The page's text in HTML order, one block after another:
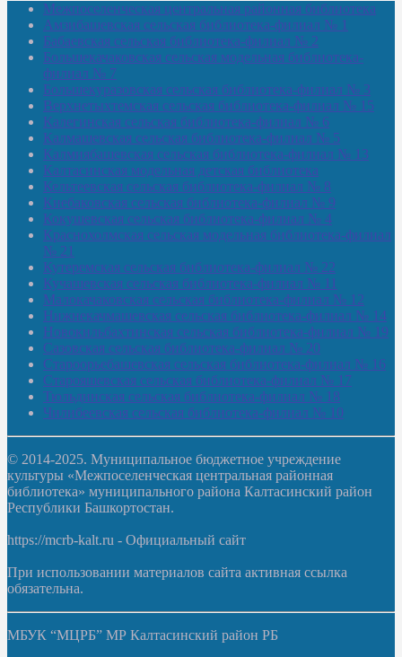
Межпоселенческая центральная районная библиотека
Амзибашевская сельская библиотека-филиал № 1
Бабаевская сельская библиотека-филиал № 2
Большекачаковская сельская модельная библиотека-
филиал № 7
Большекуразовская сельская библиотека-филиал № 3
Верхнетыхтемская сельская библиотека-филиал № 15
Калегинская сельская библиотека-филиал № 6
Калмашевская сельская библиотека-филиал № 5
Калмиябашевская сельская библиотека-филиал № 13
Калтасинская модельная детская библиотека
Кельтеевская сельская библиотека-филиал № 8
Киебаковская сельская библиотека-филиал № 9
Кокушевская сельская библиотека-филиал № 4
Краснохолмская сельская модельная библиотека-филиал
№ 21
Кутеремская сельская библиотека-филиал № 22
Кучашевская сельская библиотека-филиал № 11
Малокачаковская сельская библиотека-филиал № 12
Нижнекачмашевская сельская библиотека-филиал № 14
Новокильбахтинская сельская библиотека-филиал № 19
Сазовская сельская библиотека-филиал № 20
Староорьебашевская сельская библиотека-филиал № 16
Старояшевская сельская библиотека-филиал № 17
Тюльдинская сельская библиотека-филиал № 18
Чилибеевская сельская библиотека-филиал № 10
© 2014-2025. Муниципальное бюджетное учреждение
культуры «Межпоселенческая центральная районная
библиотека» муниципального района Калтасинский район
Республики Башкортостан.
https://mcrb-kalt.ru - Официальный сайт
При использовании материалов сайта активная ссылка
обязательна.
МБУК “МЦРБ” МР Калтасинский район РБ